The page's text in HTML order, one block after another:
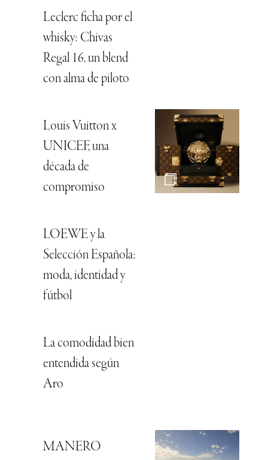
Leclerc ficha por el
whisky: Chivas
Regal 16, un blend
con alma de piloto
Louis Vuitton x
UNICEF, una
década de
compromiso
LOEWE y la
Selección Española:
moda, identidad y
fútbol
La comodidad bien
entendida según
Aro
MANERO